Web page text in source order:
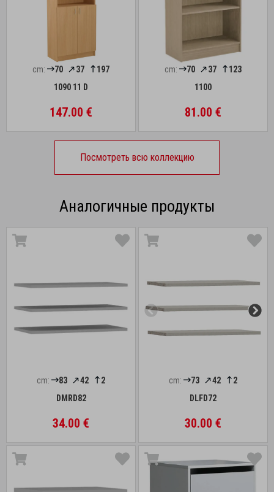
cm: 70 37
197
1090 11 D
147.00 €
cm: 70 37
123
1100
81.00 €
Посмотреть всю коллекцию
Аналогичные продукты
cm: 83 42
2
DMRD82
34.00 €
cm: 73 42
2
DLFD72
30.00 €